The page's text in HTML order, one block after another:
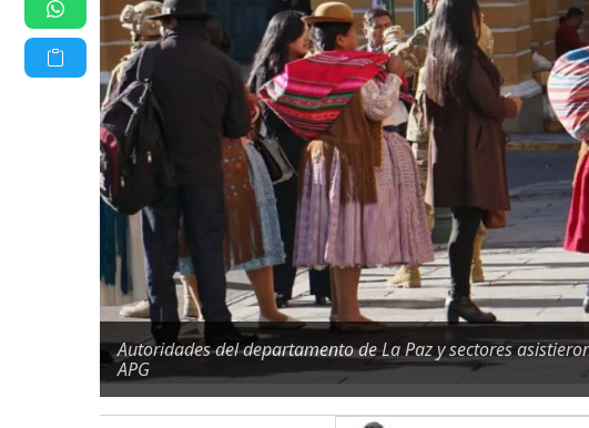
Autoridades del departamento de La Paz y sectores
APG